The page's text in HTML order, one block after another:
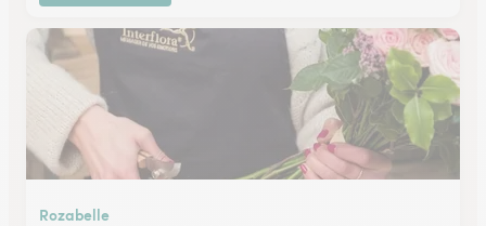
Rozabelle